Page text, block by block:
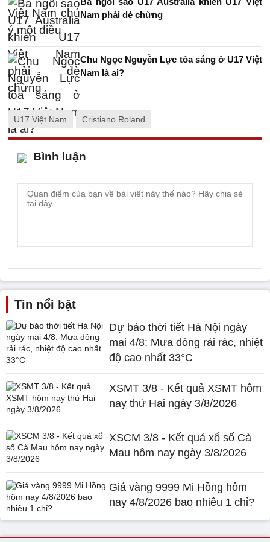
Nam phải dè chừng
Chu Ngọc Nguyễn Lực tỏa sáng ở U17 Việt
Nam là ai?
U17 Việt Nam Cristiano Roland
Bình luận
Tin nổi bật
Dự báo thời tiết Hà Nội ngày
mai 4/8: Mưa dông rải rác, nhiệt
độ cao nhất 33°C
XSMT 3/8 - Kết quả XSMT hôm
nay thứ Hai ngày 3/8/2026
XSCM 3/8 - Kết quả xổ số Cà
Mau hôm nay ngày 3/8/2026
Giá vàng 9999 Mi Hồng hôm
nay 4/8/2026 bao nhiêu 1 chỉ?